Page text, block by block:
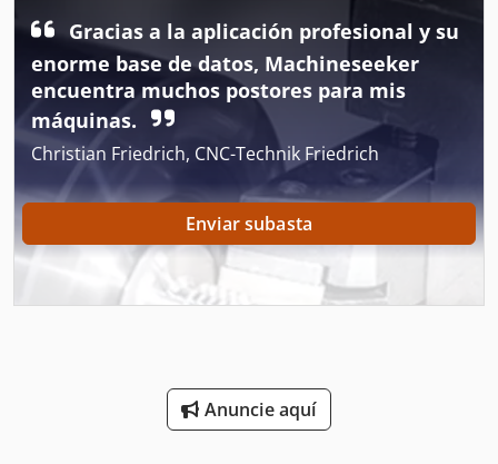
Fabricación De
Herramientas De Torneado
Herramientas De Torno
Herramientas Para
Línea De Trefilado
Máquina De Troquelado
Máquinas De Herramientas
Tijeras De Acero
Gracias a la aplicación profesional y su
enorme base de datos, Machineseeker
encuentra muchos postores para mis
máquinas.
Christian Friedrich, CNC-Technik Friedrich
Enviar subasta
Anuncie aquí